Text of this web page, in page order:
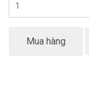
Mua hàng